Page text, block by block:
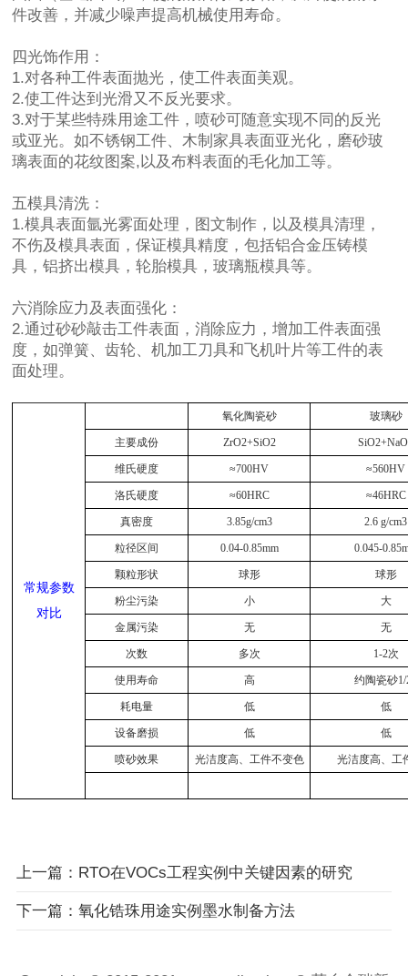
件改善，并减少噪声提高机械使用寿命。
四光饰作用：
1.对各种工件表面抛光，使工件表面美观。
2.使工件达到光滑又不反光要求。
3.对于某些特殊用途工件，喷砂可随意实现不同的反光
或亚光。如不锈钢工件、木制家具表面亚光化，磨砂玻
璃表面的花纹图案,以及布料表面的毛化加工等。
五模具清洗：
1.模具表面氩光雾面处理，图文制作，以及模具清理，
不伤及模具表面，保证模具精度，包括铝合金压铸模
具，铝挤出模具，轮胎模具，玻璃瓶模具等。
六消除应力及表面强化：
2.通过砂砂敲击工件表面，消除应力，增加工件表面强
度，如弹簧、齿轮、机加工刀具和飞机叶片等工件的表
面处理。
常规参数
对比
氧化陶瓷砂 玻璃砂
主要成份 ZrO2+SiO2
维氏硬度 ≈700HV ≈560HV
洛氏硬度 ≈60HRC ≈46HRC
真密度 3.85g/cm3 2.6 g/cm3
粒径区间 0.04-0.85mm 0.045-
颗粒形状 球形 球形
粉尘污染 小 大
金属污染 无 无
次数 多次 1-2次
使用寿命 高 约陶瓷砂1/
耗电量 低 低
设备磨损 低 低
喷砂效果 光洁度高、工件不变色 光洁度高、工
上一篇：RTO在VOCs工程实例中关键因素的研究
下一篇：氧化锆珠用途实例墨水制备方法